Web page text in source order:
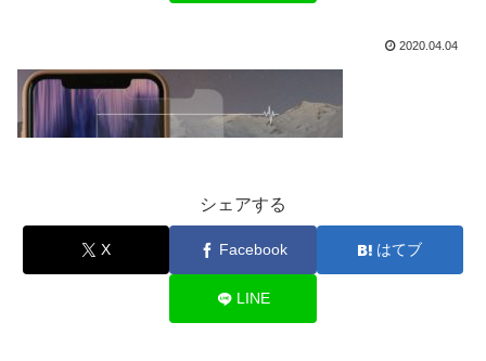
2020.04.04
シェアする
X Facebook はてブ
LINE